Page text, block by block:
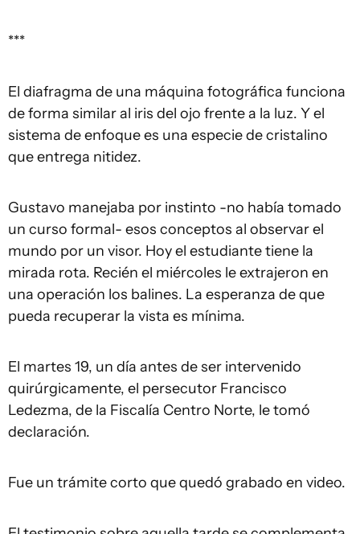
***
El diafragma de una máquina fotográfica funciona
de forma similar al iris del ojo frente a la luz. Y el
sistema de enfoque es una especie de cristalino
que entrega nitidez.
Gustavo manejaba por instinto -no había tomado
un curso formal- esos conceptos al observar el
mundo por un visor. Hoy el estudiante tiene la
mirada rota. Recién el miércoles le extrajeron en
una operación los balines. La esperanza de que
pueda recuperar la vista es mínima.
El martes 19, un día antes de ser intervenido
quirúrgicamente, el persecutor Francisco
Ledezma, de la Fiscalía Centro Norte, le tomó
declaración.
Fue un trámite corto que quedó grabado en video.